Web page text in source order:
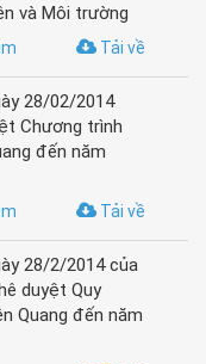
và Môi trường
Tải về
28/02/2014
Chương trình
đến năm
Tải về
28/2/2014 của
duyệt Quy
Quang đến năm